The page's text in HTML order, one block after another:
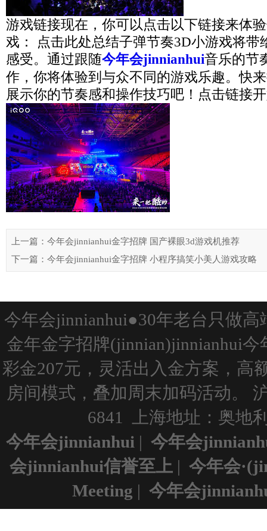
游戏链接现在，你可以点击以下链接来体
戏： 点击此处总结子弹节奏3D小游戏将带
感受。通过跟随今年会jinnianhui音乐的节
作，你将体验到与众不同的游戏乐趣。快
展示你的节奏感和操作技巧吧！点击链接
上一篇：今年会jinnianhui金字招牌 国产裸眼3d游戏机推荐
下一篇：今年会jinnianhui金字招牌 小程序搞笑小美人游戏攻略
今年会jinnianhui●30年老台只做
金年金字招牌(jinnian)jinnianhui
彩金207元，灵活出入金方案，高
房间模式，叠加周末加码活动。
6841 上海地址：奥地
今年会jinnianhui | 今年会
会jinnianhui信誉至上 | 今年会
Meeting | 今年会